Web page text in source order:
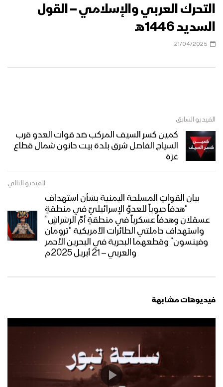
التحرك العربي والإسلامي – القول
السديد 1446هـ
21/04/2025
الفيديو السابق
كمين كسر السيف المركب ضد قوات العدو قرب
السياج الفاصل شرق بلدة بيت حانون شمال قطاع
غزة
الفيديو التالي
بيان القواتِ المسلحة اليمنية بشأن استهداف
“هدفاً حيوياً للعدوِّ الإسرائيليِّ في منطقةِ
عسقلان وهدفاً عسكرياً في منطقةِ أمِّ الرشراشِ”
واستهداف حاملتي الطائرات الأمريكية “ترومان
وفينسون” وقطعهما البحرية في البحرين الأحمر
والعربي – 21 أبريل 2025م
فيديوهات مشابهة